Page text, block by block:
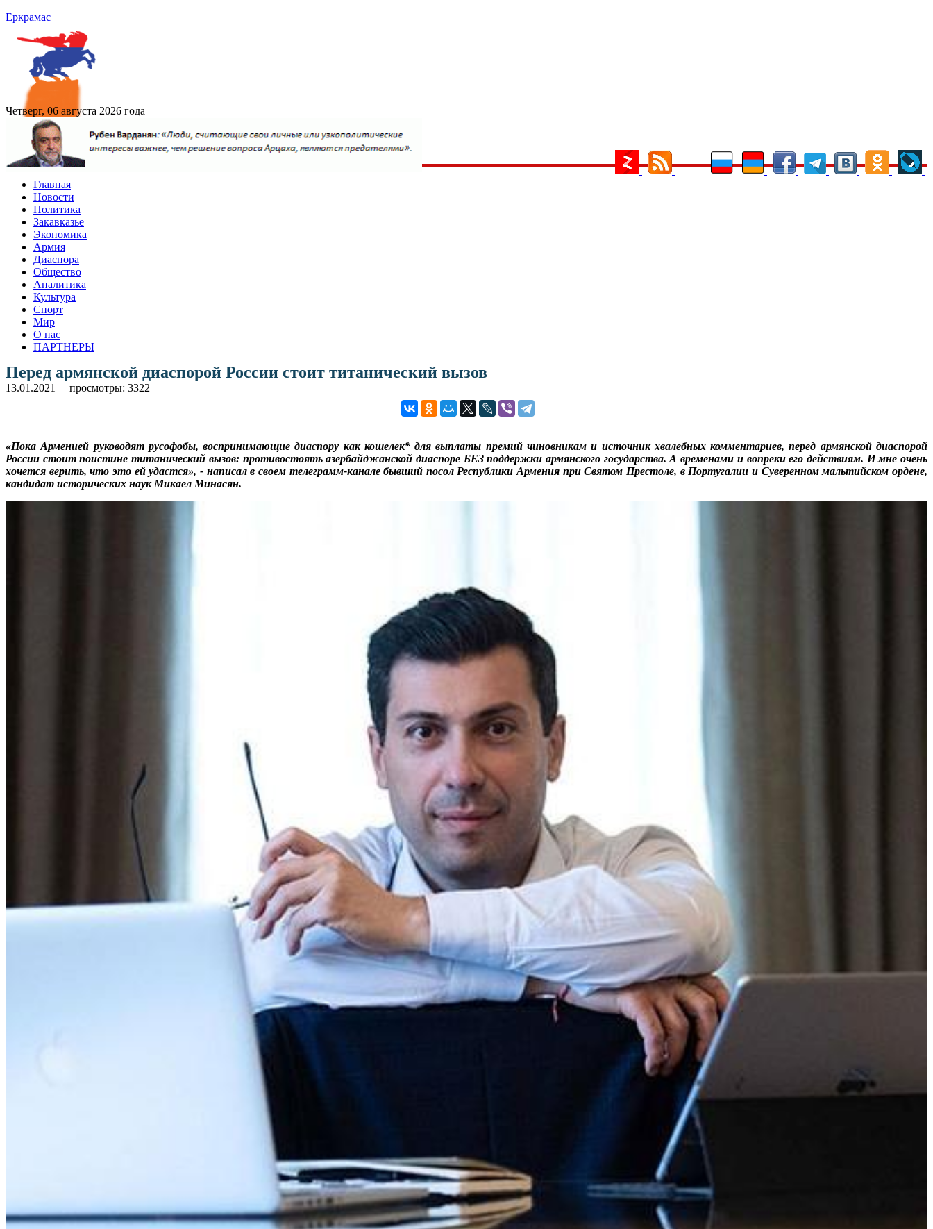
Еркрамас
Четверг, 06 августа 2026 года
Главная
Новости
Политика
Закавказье
Экономика
Армия
Диаспора
Общество
Аналитика
Культура
Спорт
Мир
О нас
ПАРТНЕРЫ
Перед армянской диаспорой России стоит титанический вызов
13.01.2021 просмотры: 3322
«Пока Арменией руководят русофобы, воспринимающие диаспору как кошелек* для выплаты премий чиновникам и источник хвалебных комментариев, перед армянской диаспорой
России стоит поистине титанический вызов: противостоять азербайджанской диаспоре БЕЗ поддержки армянского государства. А временами и вопреки его действиям. И мне очень
хочется верить, что это ей удастся», - написал в своем телеграмм-канале бывший посол Республики Армения при Святом Престоле, в Португалии и Суверенном мальтийском ордене,
кандидат исторических наук Микаел Минасян.